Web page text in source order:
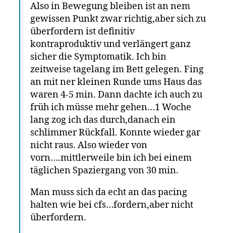
Also in Bewegung bleiben ist an nem
gewissen Punkt zwar richtig,aber sich zu
überfordern ist definitiv
kontraproduktiv und verlängert ganz
sicher die Symptomatik. Ich bin
zeitweise tagelang im Bett gelegen. Fing
an mit ner kleinen Runde ums Haus das
waren 4-5 min. Dann dachte ich auch zu
früh ich müsse mehr gehen…1 Woche
lang zog ich das durch,danach ein
schlimmer Rückfall. Konnte wieder gar
nicht raus. Also wieder von
vorn….mittlerweile bin ich bei einem
täglichen Spaziergang von 30 min.
Man muss sich da echt an das pacing
halten wie bei cfs…fordern,aber nicht
überfordern.